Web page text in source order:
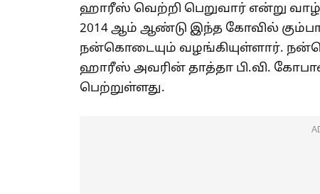
ஹாரீஸ் வெற்றி பெறுவார் என்று
2014 ஆம் ஆண்டு இந்த கோவில்
நன்கொடையும் வழங்கியுள்ளார்.
ஹாரீஸ் அவரின் தாத்தா பி.வி.
பெற்றுள்ளது.